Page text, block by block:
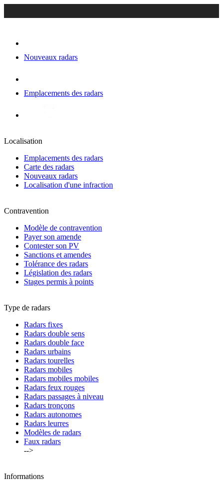
Nouveaux radars
Emplacements des radars
Localisation
Emplacements des radars
Carte des radars
Nouveaux radars
Localisation d'une infraction
Contravention
Modèle de contravention
Payer son amende
Contester son PV
Sanctions et amendes
Tolérance des radars
Législation des radars
Stages permis à points
Type de radars
Radars fixes
Radars double sens
Radars double face
Radars urbains
Radars tourelles
Radars mobiles
Radars mobiles mobiles
Radars feux rouges
Radars passages à niveau
Radars tronçons
Radars autonomes
Radars leurres
Modèles de radars
Faux radars
-->
Informations